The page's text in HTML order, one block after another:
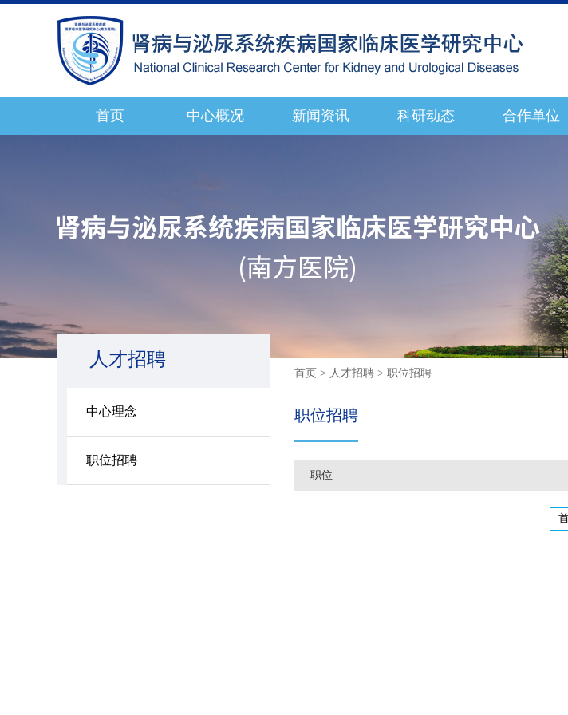
首页 中心概况 新闻资讯 科研动态 合作单位
人才招聘
中心理念
职位招聘
首页 > 人才招聘 > 职位招聘
职位招聘
职位